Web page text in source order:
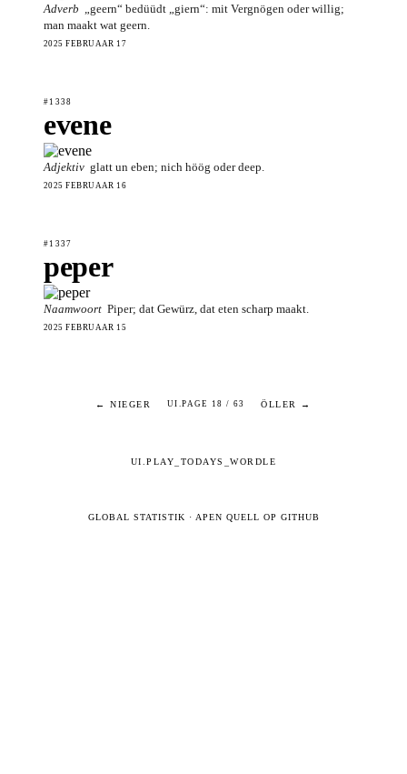
Adverb
„geern“ bedüüdt „giern“: mit Vergnögen oder willig;
man maakt wat geern.
2025 FEBRUAAR 17
#1338
evene
Adjektiv glatt un eben; nich höög oder deep.
2025 FEBRUAAR 16
#1337
peper
Naamwoort Piper; dat Gewürz, dat eten scharp maakt.
2025 FEBRUAAR 15
← NIEGER UI.PAGE 18 / 63 ÖLLER →
UI.PLAY_TODAYS_WORDLE
GLOBAL STATISTIK · APEN QUELL OP GITHUB